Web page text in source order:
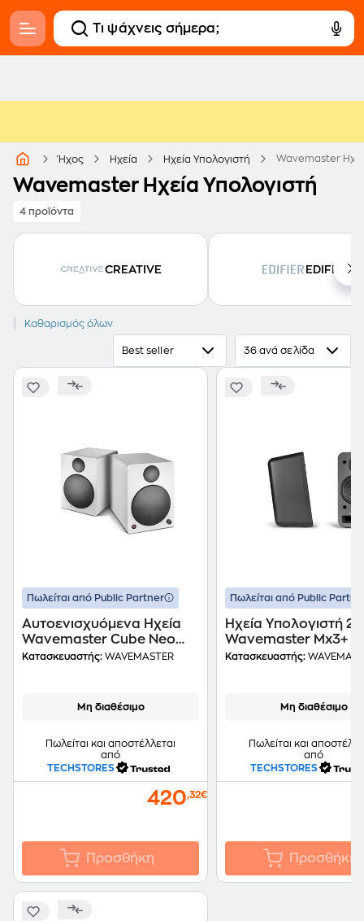
Ήχος Ηχεία Ηχεία Υπολογιστή Wavemaster
Wavemaster Ηχεία Υπολογιστή
4 προϊόντα
CREATIVE EDIFIER
WAVEMASTER
Καθαρισμός όλων
Best seller 36 ανά σελίδα
Πωλείται από Public Partner
Αυτοενισχυόμενα Ηχεία
Wavemaster Cube Neo
50W - White
Κατασκευαστής: WAVEMASTER
Μη διαθέσιμο
Πωλείται και αποστέλλεται
από
TECHSTORES
420,32€
Προσθήκη
Πωλείται από Public
Ηχεία Υπολογιστή 2.1
Wavemaster Mx3+ -
Κατασκευαστής:
Μη διαθέσιμο
Πωλείται και
από
TECHSTORES
Προσθήκη